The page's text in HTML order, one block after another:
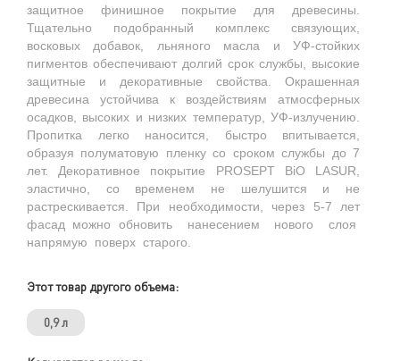
защитное финишное покрытие для древесины.
Тщательно подобранный комплекс связующих,
восковых добавок, льняного масла и УФ-стойких
пигментов обеспечивают долгий срок службы, высокие
защитные и декоративные свойства. Окрашенная
древесина устойчива к воздействиям атмосферных
осадков, высоких и низких температур, УФ-излучению.
Пропитка легко наносится, быстро впитывается,
образуя полуматовую пленку со сроком службы до 7
лет. Декоративное покрытие PROSEPT BiO LASUR,
эластично, со временем не шелушится и не
растрескивается. При необходимости, через 5-7 лет
фасад можно обновить нанесением нового слоя
напрямую поверх старого.
Этот товар другого объема:
0,9 л